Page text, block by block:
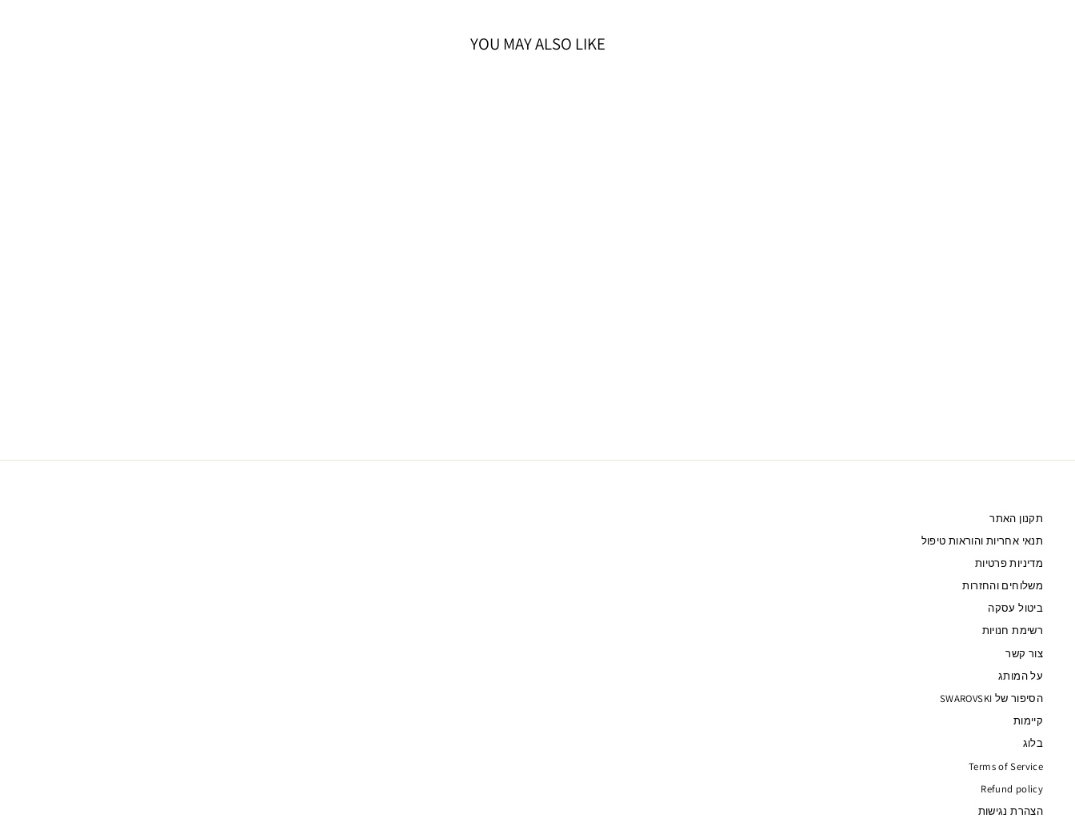
YOU MAY ALSO LIKE
תקנון האתר
תנאי אחריות והוראות טיפול
מדיניות פרטיות
משלוחים והחזרות
ביטול עסקה
רשימת חנויות
צור קשר
על המותג
הסיפור של SWAROVSKI
קיימות
בלוג
Terms of Service
Refund policy
הצהרת נגישות